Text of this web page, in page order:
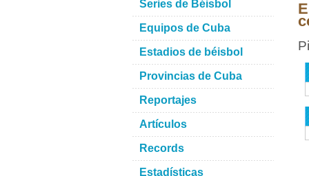
Series de Béisbol
Equipos de Cuba
Estadios de béisbol
Provincias de Cuba
Reportajes
Artículos
Records
Estadísticas